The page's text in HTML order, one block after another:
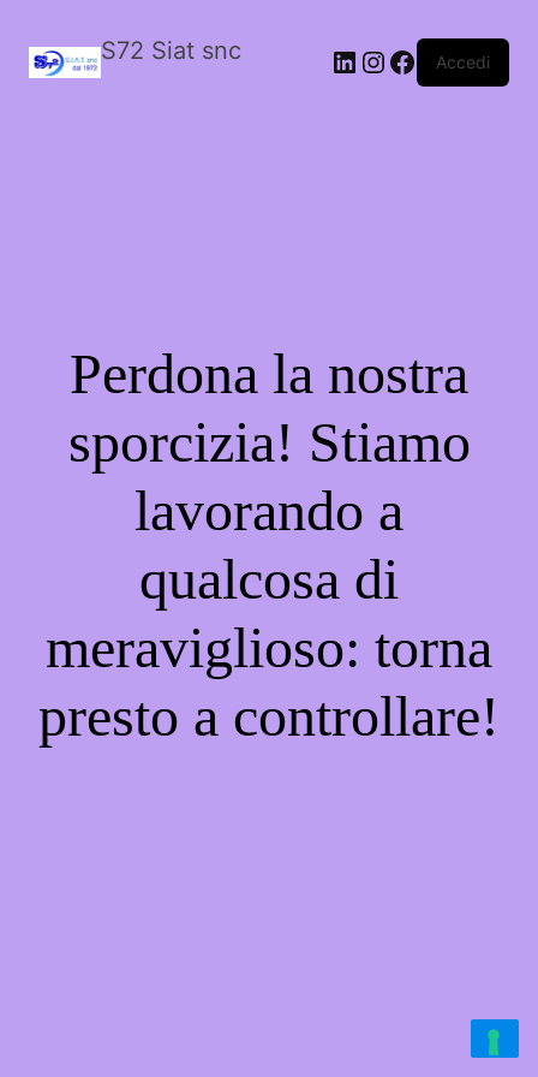
S72 Siat snc LinkedIn
Instagram
Facebook
Accedi
Perdona la nostra
sporcizia! Stiamo
lavorando a
qualcosa di
meraviglioso: torna
presto a controllare!